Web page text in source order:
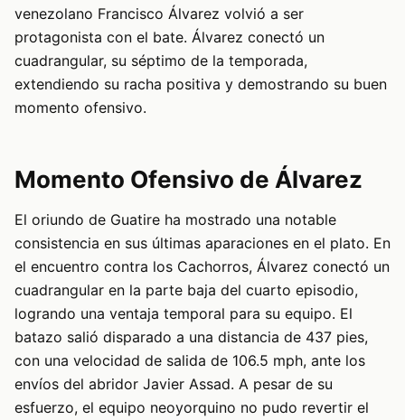
venezolano Francisco Álvarez volvió a ser
protagonista con el bate. Álvarez conectó un
cuadrangular, su séptimo de la temporada,
extendiendo su racha positiva y demostrando su buen
momento ofensivo.
Momento Ofensivo de Álvarez
El oriundo de Guatire ha mostrado una notable
consistencia en sus últimas aparaciones en el plato. En
el encuentro contra los Cachorros, Álvarez conectó un
cuadrangular en la parte baja del cuarto episodio,
logrando una ventaja temporal para su equipo. El
batazo salió disparado a una distancia de 437 pies,
con una velocidad de salida de 106.5 mph, ante los
envíos del abridor Javier Assad. A pesar de su
esfuerzo, el equipo neoyorquino no pudo revertir el